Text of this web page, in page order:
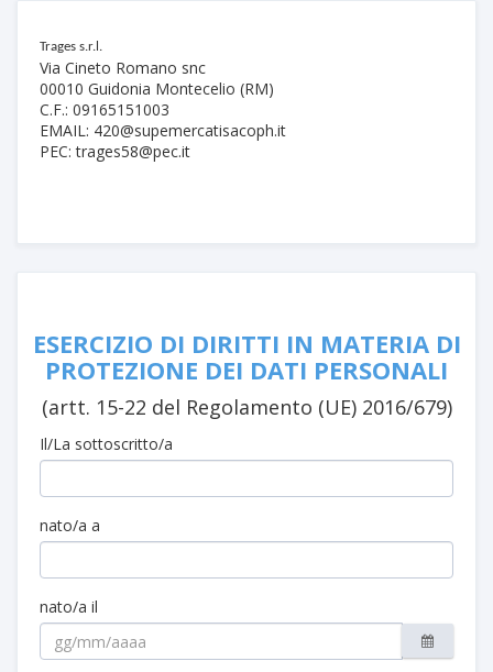
Trages s.r.l.
Via Cineto Romano snc
00010 Guidonia Montecelio (RM)
C.F.: 09165151003
EMAIL: 420@supemercatisacoph.it
PEC: trages58@pec.it
ESERCIZIO DI DIRITTI IN MATERIA DI
PROTEZIONE DEI DATI PERSONALI
(artt. 15-22 del Regolamento (UE) 2016/679)
Il/La sottoscritto/a
nato/a a
nato/a il